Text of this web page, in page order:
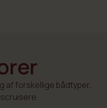
af forskellige bådtyper,